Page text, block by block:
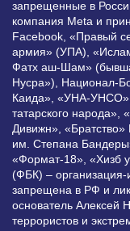
запрещенные в
компания Meta и
Facebook, «Правый
армия» (УПА),
Фатх аш-Шам»
Нусра»), Национал-
Каида», «УНА-
татарского народа»,
Дивижн», «Братство»
им. Степана
«Формат-18», «Хизб
(ФБК) – организация-
запрещена в РФ и
основатель Алексей
террористов и